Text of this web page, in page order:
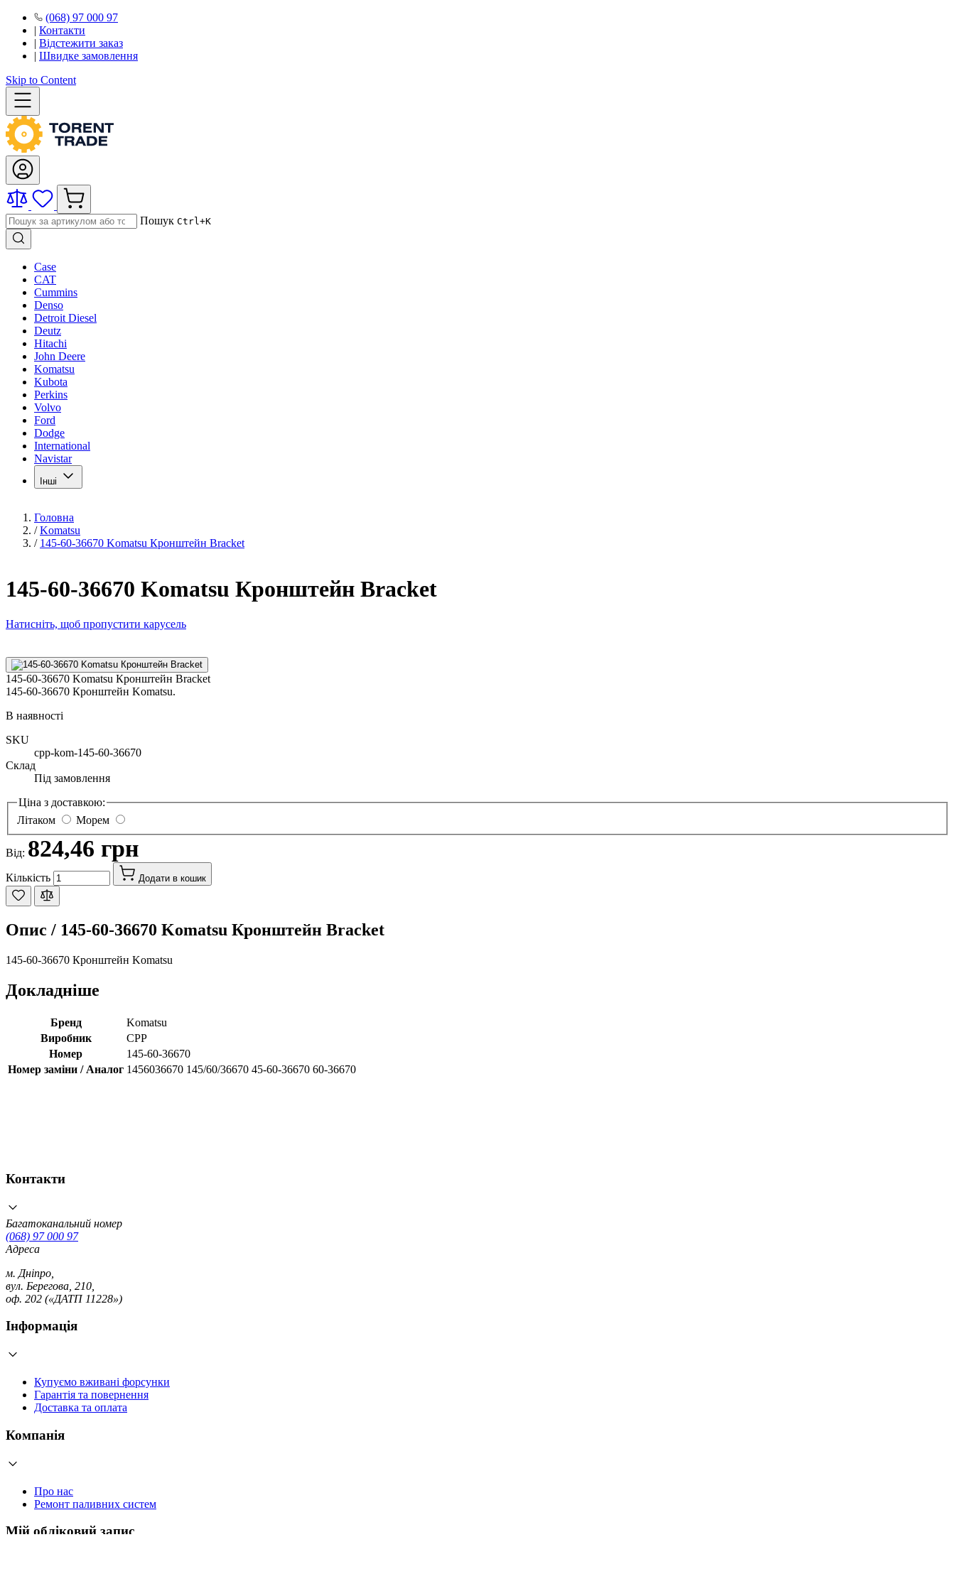
(068) 97 000 97
| Контакти
| Відстежити заказ
| Швидке замовлення
Skip to Content
Пошук Ctrl+K
Case
CAT
Cummins
Denso
Detroit Diesel
Deutz
Hitachi
John Deere
Komatsu
Kubota
Perkins
Volvo
Ford
Dodge
International
Navistar
Інші
Головна
/ Komatsu
/ 145-60-36670 Komatsu Кронштейн Bracket
145-60-36670 Komatsu Кронштейн Bracket
Натисніть, щоб пропустити карусель
145-60-36670 Komatsu Кронштейн Bracket
145-60-36670 Кронштейн Komatsu.
В наявності
SKU
cpp-kom-145-60-36670
Склад
Під замовлення
Ціна з доставкою:
Літаком
Морем
Від: 824,46 грн
Кількість Додати в кошик
Опис / 145-60-36670 Komatsu Кронштейн Bracket
145-60-36670 Кронштейн Komatsu
Докладніше
Бренд
Komatsu
Виробник
CPP
Номер
145-60-36670
Номер заміни / Аналог 1456036670 145/60/36670 45-60-36670 60-36670
Контакти
Багатоканальний номер
(068) 97 000 97
Адреса
м. Дніпро,
вул. Берегова, 210,
оф. 202 («ДАТП 11228»)
Інформація
Купуємо вживані форсунки
Гарантія та повернення
Доставка та оплата
Компанія
Про нас
Ремонт паливних систем
Мій обліковий запис